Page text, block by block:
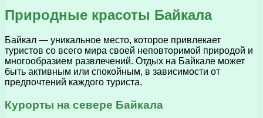
Природные красоты Байкала
Байкал — уникальное место, которое привлекает
туристов со всего мира своей неповторимой природой и
многообразием развлечений. Отдых на Байкале может
быть активным или спокойным, в зависимости от
предпочтений каждого туриста.
Курорты на севере Байкала